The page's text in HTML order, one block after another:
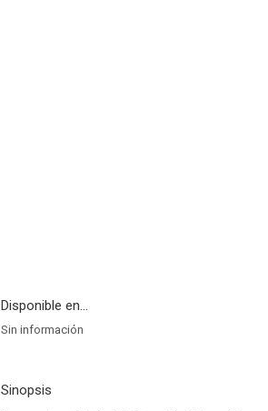
Disponible en...
Sin información
Sinopsis